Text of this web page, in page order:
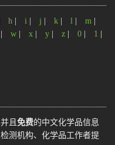
h i j k l m
w x y z 0 1
且 免费的中文化学品信息
测机构、化学品工作者提